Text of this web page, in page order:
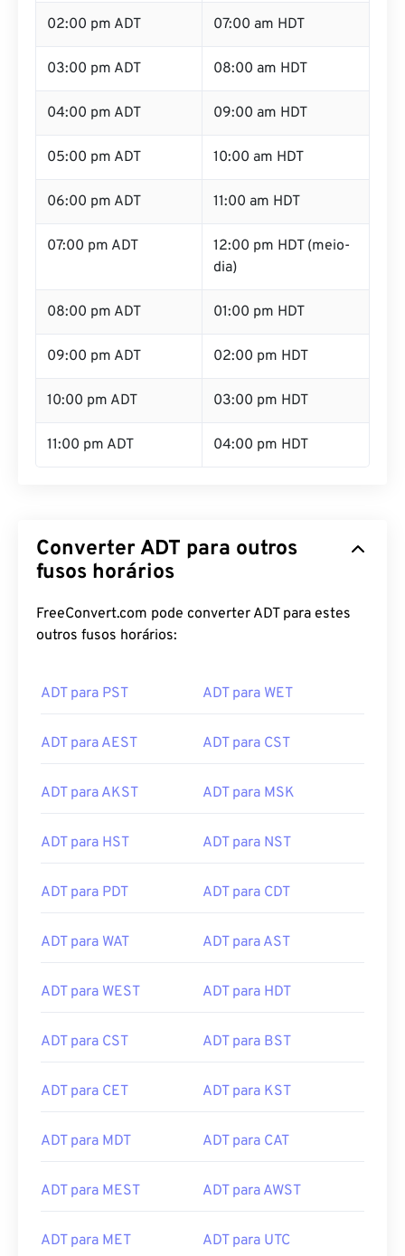
02:00 pm ADT 07:00 am HDT
03:00 pm ADT 08:00 am HDT
04:00 pm ADT 09:00 am HDT
05:00 pm ADT 10:00 am HDT
06:00 pm ADT 11:00 am HDT
07:00 pm ADT
12:00 pm HDT (meio-
dia)
08:00 pm ADT 01:00 pm HDT
09:00 pm ADT 02:00 pm HDT
10:00 pm ADT 03:00 pm HDT
11:00 pm ADT 04:00 pm HDT
Converter ADT para outros
fusos horários
FreeConvert.com pode converter ADT para estes
outros fusos horários:
ADT para PST ADT para WET
ADT para AEST ADT para CST
ADT para AKST ADT para MSK
ADT para HST ADT para NST
ADT para PDT ADT para CDT
ADT para WAT ADT para AST
ADT para WEST ADT para HDT
ADT para CST ADT para BST
ADT para CET ADT para KST
ADT para MDT ADT para CAT
ADT para MEST ADT para AWST
ADT para MET ADT para UTC